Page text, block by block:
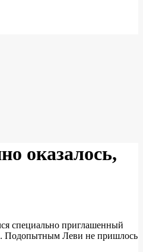
оказалось,
специально приглашенный
Подопытным Леви не пришлось